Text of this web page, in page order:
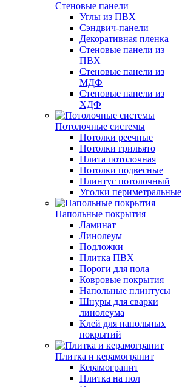
Стеновые панели
Углы из ПВХ
Сэндвич-панели
Декоративная пленка
Стеновые панели из
ПВХ
Стеновые панели из
МДФ
Стеновые панели из
ХДФ
Потолочные системы
Потолки реечные
Потолки грильято
Плита потолочная
Потолки подвесные
Плинтус потолочный
Уголки периметральные
Напольные покрытия
Ламинат
Линолеум
Подложки
Плитка ПВХ
Пороги для пола
Ковровые покрытия
Напольные плинтусы
Шнуры для сварки
линолеума
Клей для напольных
покрытий
Плитка и керамогранит
Керамогранит
Плитка на пол